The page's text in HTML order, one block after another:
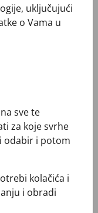
uključujući
o Vama u
sve te
za koje svrhe
odabir i potom
kolačića i
i obradi